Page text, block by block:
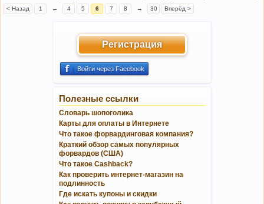
< Назад 1 ← 4 5 6 7 8 → 30 Вперёд >
Регистрация
Войти через Facebook
Полезные ссылки
Словарь шопоголика
Карты для оплаты в Интернете
Что такое форвардинговая компания?
Краткий обзор самых популярных
форвардов (США)
Что такое Cashback?
Как проверить интернет-магазин на
подлинность
Где искать купоны и скидки